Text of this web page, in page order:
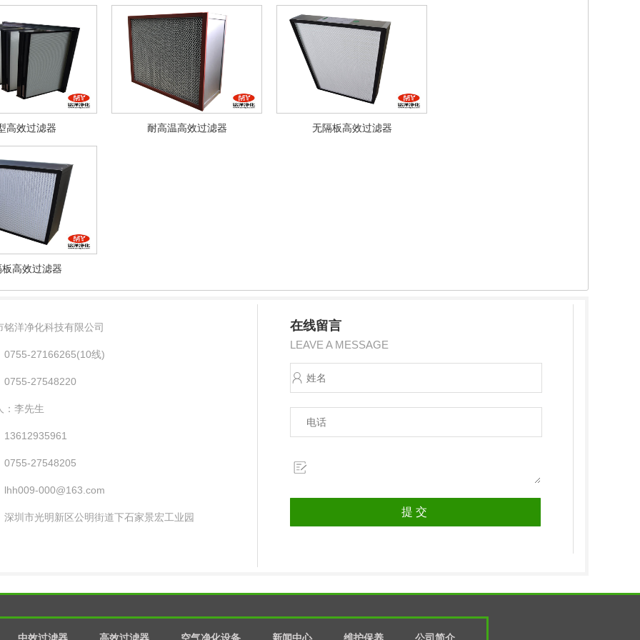
高效过滤器 耐高温高效过滤器 无隔板高效过滤器
高效过滤器
铭洋净化科技有限公司
0755-27166265(10线)
0755-27548220
：李先生
13612935961
0755-27548205
lhh009-000@163.com
深圳市光明新区公明街道下石家景宏工业园
在线留言
LEAVE A MESSAGE
中效过滤器 高效过滤器 空气净化设备 新闻中心 维护保养 公司简介